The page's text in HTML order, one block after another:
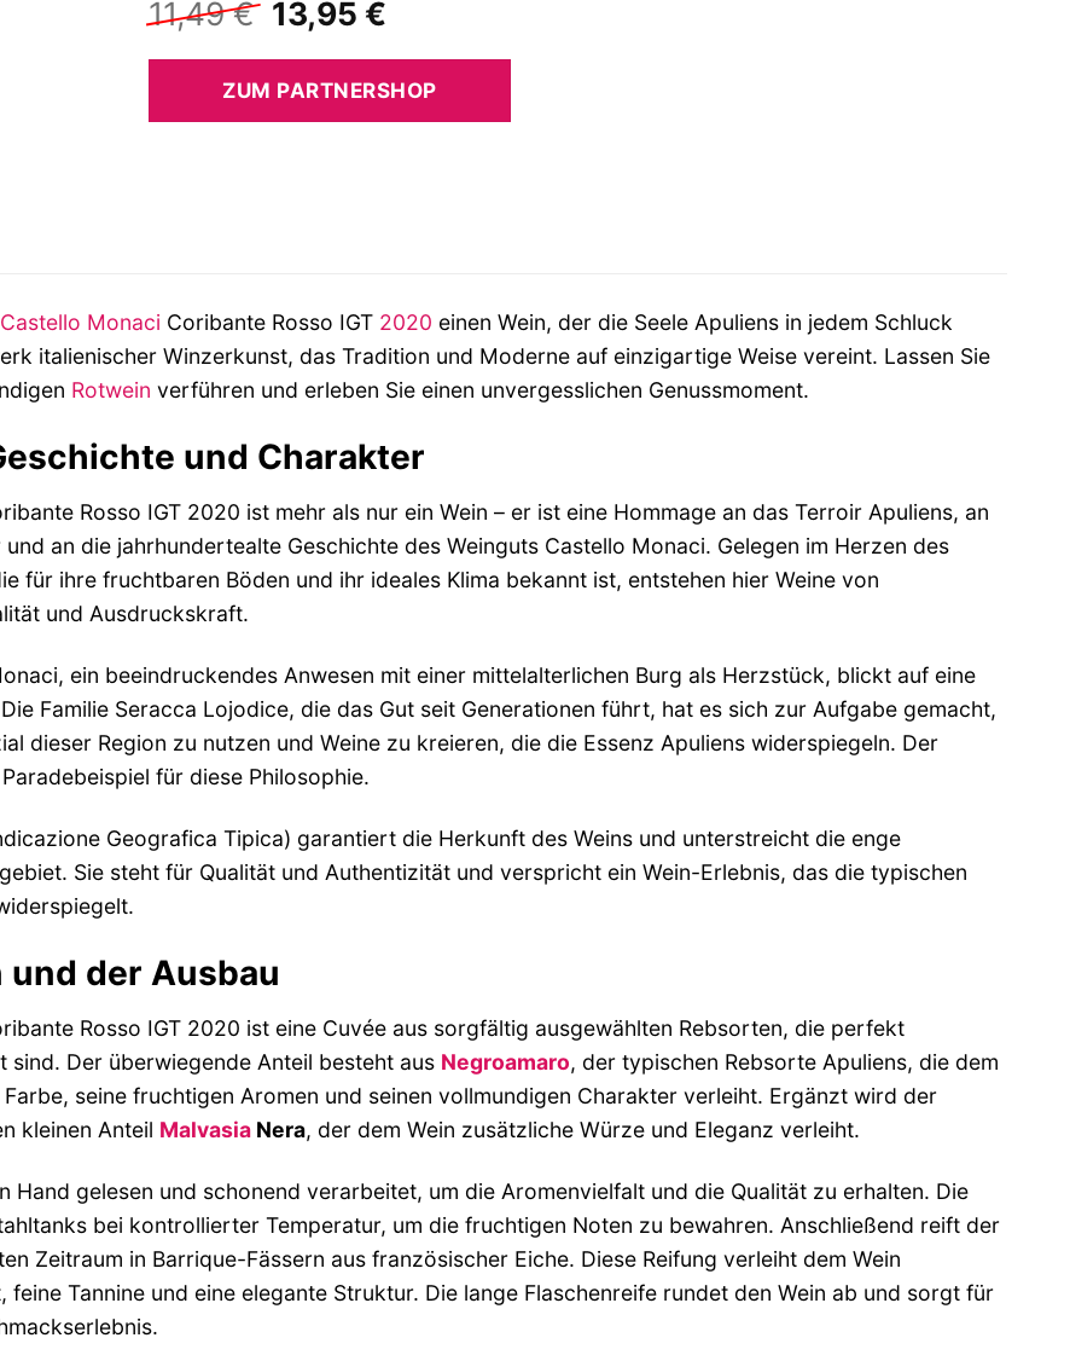
11,49€ Ursprünglicher
Preis
war:
11,49 €
13,95 €
ist:
13,95 €.
ZUM PARTNERSHOP
Castello Monaci Coribante Rosso IGT 2020 einen Wein, der die Seele Apuliens in jedem Schluck
italienischer Winzerkunst, das Tradition und Moderne auf einzigartige Weise vereint. Lassen Sie
Rotwein verführen und erleben Sie einen unvergesslichen Genussmoment.
und Charakter
Rosso IGT 2020 ist mehr als nur ein Wein – er ist eine Hommage an das Terroir Apuliens, an
an die jahrhundertealte Geschichte des Weinguts Castello Monaci. Gelegen im Herzen des
für ihre fruchtbaren Böden und ihr ideales Klima bekannt ist, entstehen hier Weine von
und Ausdruckskraft.
ein beeindruckendes Anwesen mit einer mittelalterlichen Burg als Herzstück, blickt auf eine
Familie Seracca Lojodice, die das Gut seit Generationen führt, hat es sich zur Aufgabe gemacht,
dieser Region zu nutzen und Weine zu kreieren, die die Essenz Apuliens widerspiegeln. Der
für diese Philosophie.
Geografica Tipica) garantiert die Herkunft des Weins und unterstreicht die enge
Sie steht für Qualität und Authentizität und verspricht ein Wein-Erlebnis, das die typischen
und der Ausbau
Rosso IGT 2020 ist eine Cuvée aus sorgfältig ausgewählten Rebsorten, die perfekt
sind. Der überwiegende Anteil besteht aus Negroamaro, der typischen Rebsorte Apuliens, die dem
seine fruchtigen Aromen und seinen vollmundigen Charakter verleiht. Ergänzt wird der
kleinen Anteil MalvasiaNera, der dem Wein zusätzliche Würze und Eleganz verleiht.
Hand gelesen und schonend verarbeitet, um die Aromenvielfalt und die Qualität zu erhalten. Die
bei kontrollierter Temperatur, um die fruchtigen Noten zu bewahren. Anschließend reift der
Zeitraum in Barrique-Fässern aus französischer Eiche. Diese Reifung verleiht dem Wein
feine Tannine und eine elegante Struktur. Die lange Flaschenreife rundet den Wein ab und sorgt für